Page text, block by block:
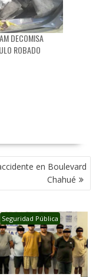
DECOMISA
ROBADO
en Boulevard
Chahué
Seguridad Pública